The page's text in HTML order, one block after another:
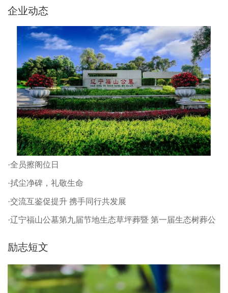
企业动态
·全员擦阁位日
·拭尘净碑，礼敬生命
·交流互鉴促提升 携手同行共发展
·辽宁福山公墓第九届节地生态草坪葬暨 第一届生态树葬公
励志短文